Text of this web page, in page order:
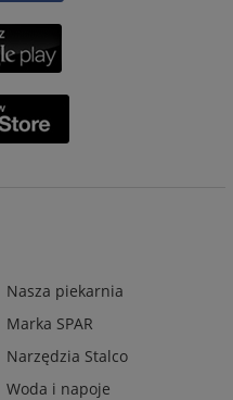
Nasza piekarnia
Marka SPAR
Narzędzia Stalco
Woda i napoje